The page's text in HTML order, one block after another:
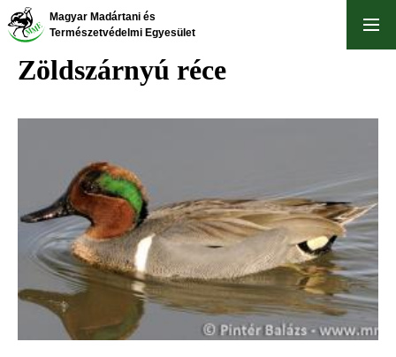
Ugrás
tartalomra
Magyar Madártani és
Természetvédelmi Egyesület
Zöldszárnyú réce